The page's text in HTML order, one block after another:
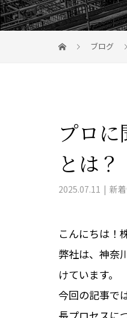
ブログ
プロ
とは？
2025.07.11 新
こんにちは！
弊社は、神奈
けています。
今回の記事で